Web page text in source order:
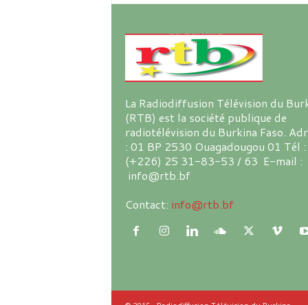
La Radiodiffusion Télévision du
(RTB) est la société publique de
radiotélévision du Burkina Faso.
: 01 BP 2530 Ouagadougou 01 Tél :
(+226) 25 31-83-53 / 63 E-mail :
info@rtb.bf
Contact: info@rtb.bf